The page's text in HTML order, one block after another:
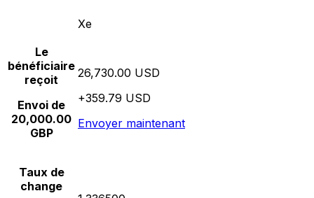
Xe
Le
bénéficiaire
reçoit
Envoi de
20,000.00
GBP
26,730.00 USD
+359.79 USD
Envoyer maintenant
Taux de
change